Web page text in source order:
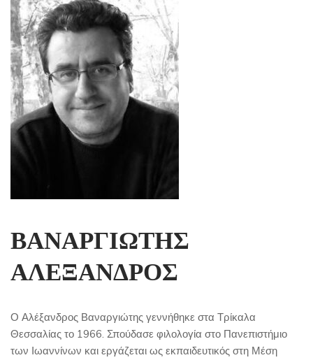
ΒΑΝΑΡΓΙΩΤΗΣ
ΑΛΕΞΑΝΔΡΟΣ
Ο Αλέξανδρος Βαναργιώτης γεννήθηκε στα Τρίκαλα
Θεσσαλίας το 1966. Σπούδασε φιλολογία στο Πανεπιστήμιο
των Ιωαννίνων και εργάζεται ως εκπαιδευτικός στη Μέση